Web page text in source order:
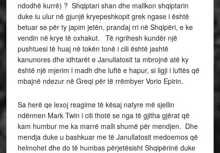
ndodhë kurrë) ? Shqiptari shan dhe mallkon shqiptarin
duke iu ulur në gjunjë kryepeshkopit grek ngase i është
betuar se për ty japim jetën, prandaj rri në Shqipëri, e ke
vendin në krye të oxhakut. Të ngrihesh kundër një
pushtuesi të huaj në tokën tonë i cili është jashtë
kanunores dhe idhtarët e Janullatosit ta mbrojnë atë ky
është një mjerim i madh dhe luftë e hapur, si ligji i luftës që
mbajnë ndezur në Greqi për të rrëmbyer Vorio Epirin.
Sa herë qe lexoj reagime të kësaj natyre më sjellin
ndërmen Mark Twin i cili thotë se nga të gjitha gjërat që
kam humbur me ka marrë malli shumë për mendjen. Dhe
mendja duke u bashkuar me të Janullatosit medoemos që
helmohet dhe do të humbas përjetësisht Shqipërinë duke